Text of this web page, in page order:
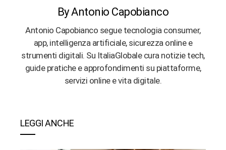
By Antonio Capobianco
Antonio Capobianco segue tecnologia consumer,
app, intelligenza artificiale, sicurezza online e
strumenti digitali. Su ItaliaGlobale cura notizie tech,
guide pratiche e approfondimenti su piattaforme,
servizi online e vita digitale.
LEGGI ANCHE